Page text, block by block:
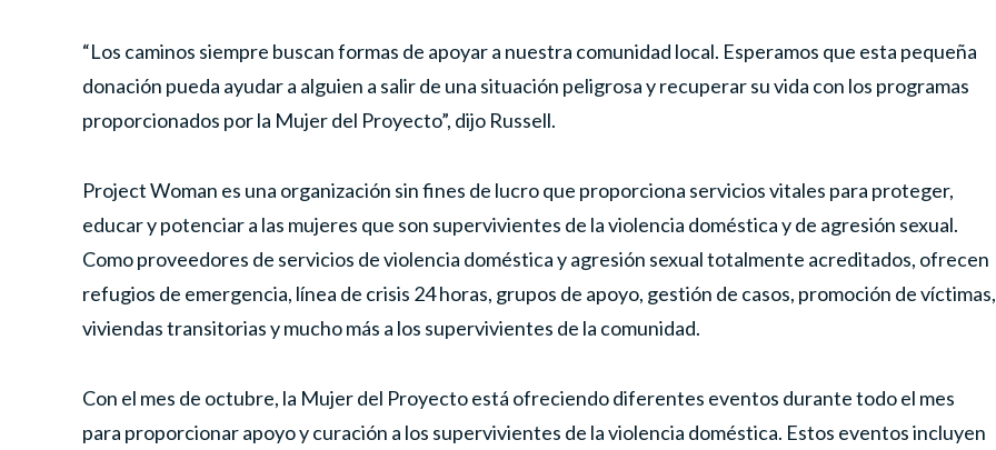
“Los caminos siempre buscan formas de apoyar a nuestra comunidad local. Esperamos que esta pequeña
donación pueda ayudar a alguien a salir de una situación peligrosa y recuperar su vida con los programas
proporcionados por la Mujer del Proyecto”, dijo Russell.
Project Woman es una organización sin fines de lucro que proporciona servicios vitales para proteger,
educar y potenciar a las mujeres que son supervivientes de la violencia doméstica y de agresión sexual.
Como proveedores de servicios de violencia doméstica y agresión sexual totalmente acreditados, ofrecen
refugios de emergencia, línea de crisis 24 horas, grupos de apoyo, gestión de casos, promoción de víctimas,
viviendas transitorias y mucho más a los supervivientes de la comunidad.
Con el mes de octubre, la Mujer del Proyecto está ofreciendo diferentes eventos durante todo el mes
para proporcionar apoyo y curación a los supervivientes de la violencia doméstica. Estos eventos incluyen